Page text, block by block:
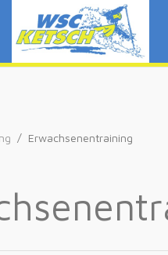
Erwachsenentraining